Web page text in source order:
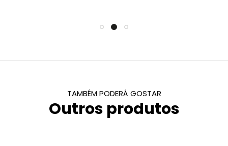
TAMBÉM PODERÁ GOSTAR
Outros produtos